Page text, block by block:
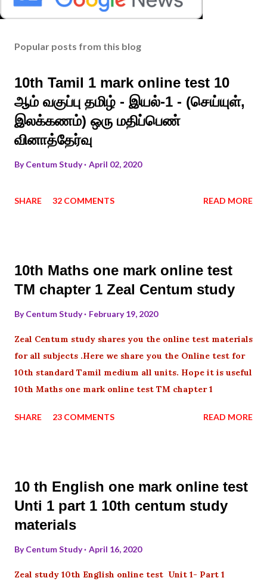
Popular posts from this blog
10th Tamil 1 mark online test 10
ஆம் வகுப்பு தமிழ் - இயல்-1 - (செய்யுள்,
இலக்கணம்) ஒரு மதிப்பெண்
வினாத்தேர்வு
ByCentum Study April 02, 2020
SHARE 32 COMMENTS READ MORE
10th Maths one mark online test
TM chapter 1 Zeal Centum study
ByCentum Study February 19, 2020
Zeal Centum study shares you the online test materials
for all subjects .Here we share you the Online test for
10th standard Tamil medium all units. Hope it is useful
10th Maths one mark online test TM chapter 1
SHARE 23 COMMENTS READ MORE
10 th English one mark online test
Unti 1 part 1 10th centum study
materials
ByCentum Study April 16, 2020
Zeal study 10th English online test Unit 1- Part 1